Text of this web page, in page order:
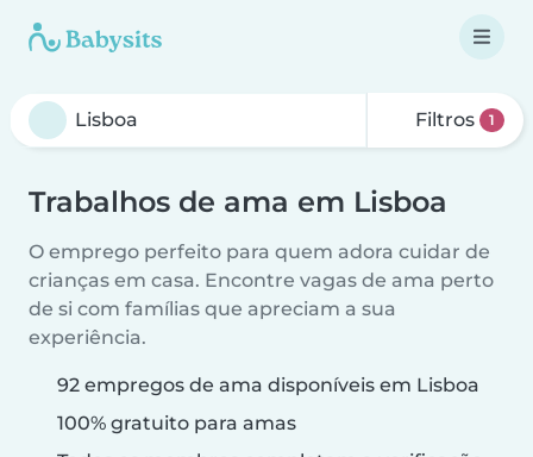
Filtros 1
Trabalhos de ama em Lisboa
O emprego perfeito para quem adora cuidar de
crianças em casa. Encontre vagas de ama perto
de si com famílias que apreciam a sua
experiência.
92 empregos de ama disponíveis em Lisboa
100% gratuito para amas